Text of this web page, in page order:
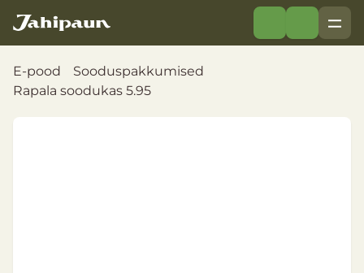
E-pood
Sooduspakkumised
Rapala soodukas 5.95